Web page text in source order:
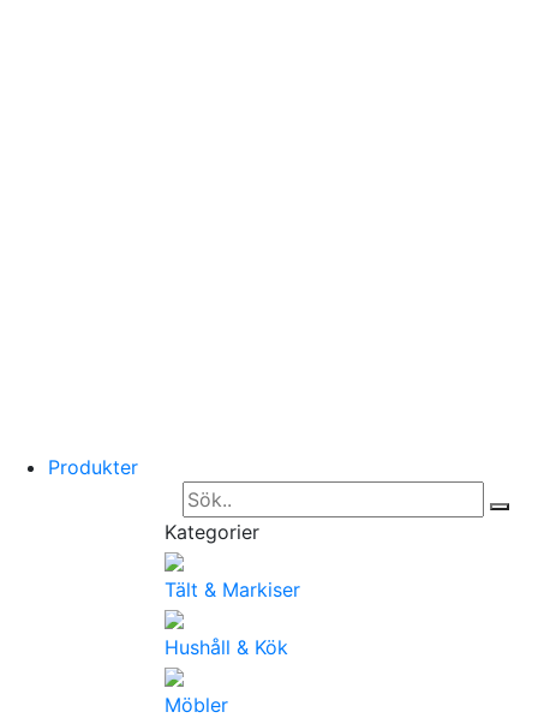
Produkter
Kategorier
Tält & Markiser
Hushåll & Kök
Möbler